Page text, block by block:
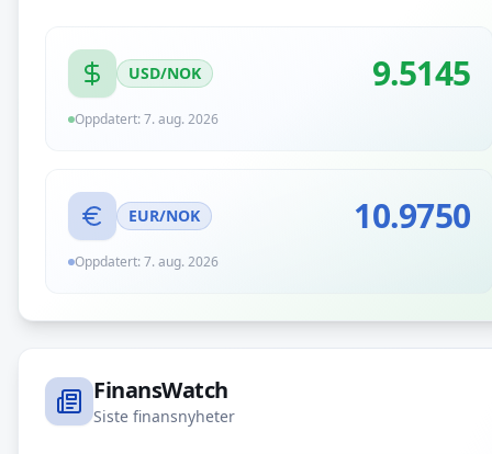
USD/NOK 9.5145
Oppdatert:7. aug. 2026
EUR/NOK 10.9750
Oppdatert:7. aug. 2026
FinansWatch
Siste finansnyheter